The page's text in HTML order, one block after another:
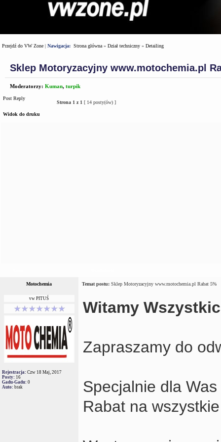
Przejdź do VW Zone | Nawigacja: Strona główna » Dział techniczny » Detailing
Sklep Motoryzacyjny www.motochemia.pl
Moderatorzy: Kuman, turpik
Post Reply
Strona 1 z 1 [ 14 posty(ów) ]
Widok do druku
Motochemia Temat postu: Sklep Motoryzacyjny www.motochemia.pl Rabat 5%
vw PITUŚ
Rejestracja: Czw 18 Maj, 2017
Posty: 16
Gadu-Gadu: 0
Auto: brak
Witamy
Zapraszamy do
Specjalnie dla
Rabat na